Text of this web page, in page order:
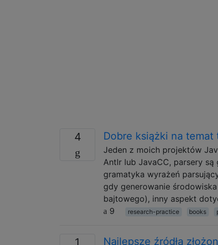
4 Dobre książki na temat
Jeden z moich projektów
Antlr lub JavaCC, parsery
gramatyka wyrażeń
gdy generowanie
bajtowego), inny aspekt
9
research-practice books
1 Najlepsze źródła